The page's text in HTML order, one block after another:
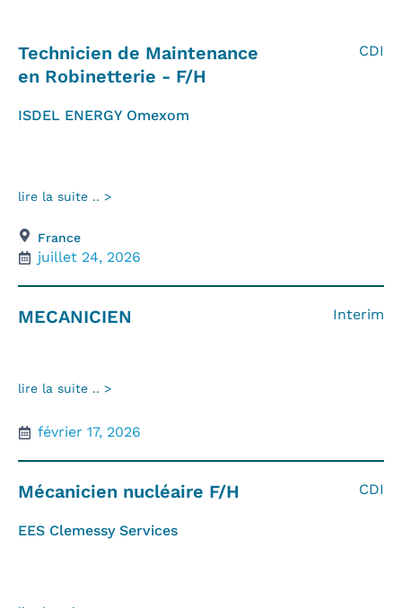
Technicien de Maintenance
en Robinetterie - F/H
ISDEL ENERGY Omexom
lire la suite .. >
CDI
France
juillet 24, 2026
MECANICIEN
lire la suite .. >
Interim
février 17, 2026
Mécanicien nucléaire F/H
EES Clemessy Services
CDI